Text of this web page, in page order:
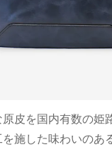
皮を国内有数の姫
施した味わいのあ